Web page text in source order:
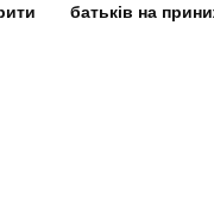
батьків на